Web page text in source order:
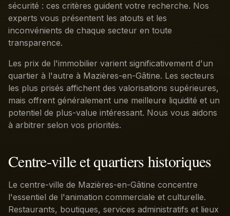
sécurité : ces critères guident votre recherche. Nos
experts vous présentent les atouts et les
inconvénients de chaque secteur en toute
transparence.
Les prix de l'immobilier varient significativement d'un
quartier à l'autre à Mazières-en-Gâtine. Les secteurs
les plus prisés affichent des valorisations supérieures,
mais offrent généralement une meilleure liquidité et un
potentiel de plus-value intéressant. Nous vous aidons
à arbitrer selon vos priorités.
Centre-ville et quartiers historiques
Le centre-ville de Mazières-en-Gâtine concentre
l'essentiel de l'animation commerciale et culturelle.
Restaurants, boutiques, services administratifs et lieux